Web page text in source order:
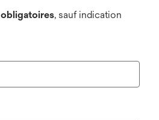
obligatoires, sauf indication